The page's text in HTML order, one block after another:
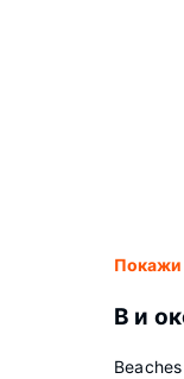
Покажи
В и
Beaches